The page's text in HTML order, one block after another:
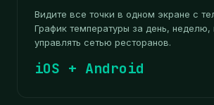
Видите все точки в одном экране с
График температуры за день,
управлять сетью ресторанов.
iOS + Android